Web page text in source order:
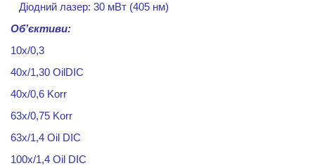
Діодний лазер: 30 мВт (405 нм)
Об’єктиви:
10х/0,3
40х/1,30 Oil DIC
40x/0,6 Korr
63x/0,75 Korr
63x/1,4 Oil DIC
100x/1,4 Oil DIC